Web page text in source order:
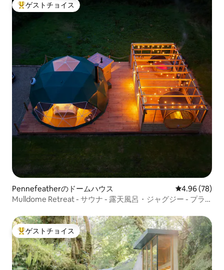
大好評のゲストチョイスです。
ゲストチョイス
Pennefeatherのドームハウス レビュー78
4.96 (78)
Mulldome Retreat - サウナ - 露天風呂・ジャグジー - プラ
大好評のゲストチョイスです。
ゲストチョイス